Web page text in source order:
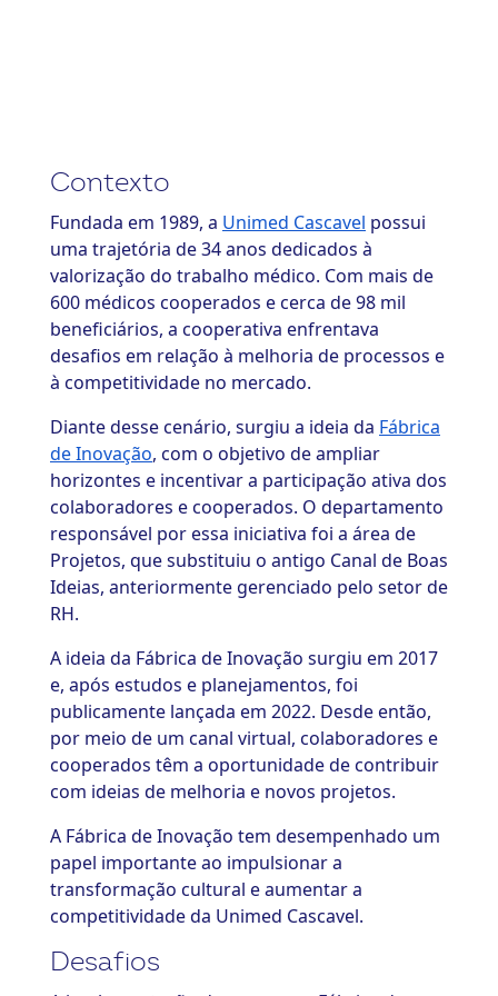
Contexto
Fundada em 1989, a Unimed Cascavel possui
uma trajetória de 34 anos dedicados à
valorização do trabalho médico. Com mais de
600 médicos cooperados e cerca de 98 mil
beneficiários, a cooperativa enfrentava
desafios em relação à melhoria de processos e
à competitividade no mercado.
Diante desse cenário, surgiu a ideia da Fábrica
de Inovação, com o objetivo de ampliar
horizontes e incentivar a participação ativa dos
colaboradores e cooperados. O departamento
responsável por essa iniciativa foi a área de
Projetos, que substituiu o antigo Canal de Boas
Ideias, anteriormente gerenciado pelo setor de
RH.
A ideia da Fábrica de Inovação surgiu em 2017
e, após estudos e planejamentos, foi
publicamente lançada em 2022. Desde então,
por meio de um canal virtual, colaboradores e
cooperados têm a oportunidade de contribuir
com ideias de melhoria e novos projetos.
A Fábrica de Inovação tem desempenhado um
papel importante ao impulsionar a
transformação cultural e aumentar a
competitividade da Unimed Cascavel.
Desafios